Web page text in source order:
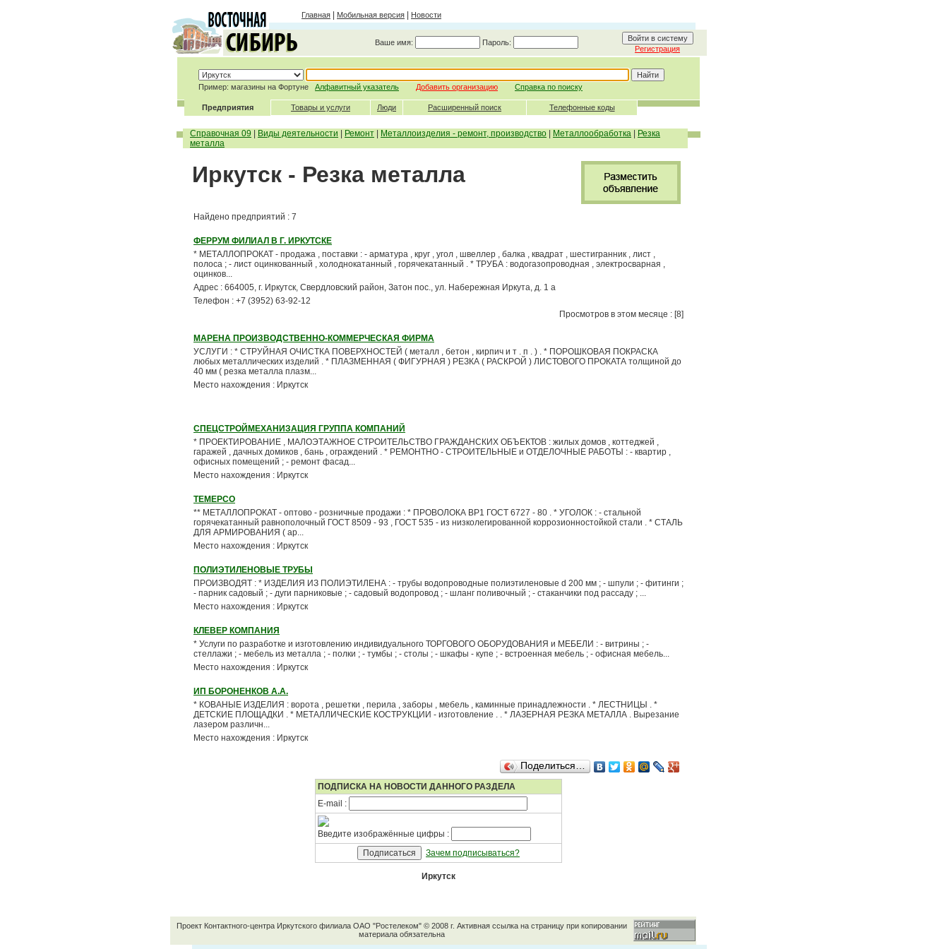
Главная Мобильная версия Новости
Ваше имя: Пароль:
Регистрация
Пример: магазины на Фортуне Алфавитный указатель Добавить организацию Справка по поиску
Предприятия Товары и услуги Люди Расширенный поиск Телефонные коды
Справочная 09 Виды деятельности Ремонт Металлоизделия - ремонт, производство Металлообработка
Резка
металла
Иркутск - Резка металла
Найдено предприятий : 7
ФЕРРУМ ФИЛИАЛ В Г. ИРКУТСКЕ
* МЕТАЛЛОПРОКАТ - продажа , поставки : - арматура , круг , угол , швеллер , балка , квадрат , шестигранник , лист ,
полоса ; - лист оцинкованный , холоднокатанный , горячекатанный . * ТРУБА : водогазопроводная , электросварная ,
оцинков...
Адрес : 664005, г. Иркутск, Свердловский район, Затон пос., ул. Набережная Иркута, д. 1 а
Телефон : +7 (3952) 63-92-12
Просмотров в этом месяце : [8]
МАРЕНА ПРОИЗВОДСТВЕННО-КОММЕРЧЕСКАЯ ФИРМА
УСЛУГИ : * СТРУЙНАЯ ОЧИСТКА ПОВЕРХНОСТЕЙ ( металл , бетон , кирпич и т . п . ) . * ПОРОШКОВАЯ ПОКРАСКА
любых металлических изделий . * ПЛАЗМЕННАЯ ( ФИГУРНАЯ ) РЕЗКА ( РАСКРОЙ ) ЛИСТОВОГО ПРОКАТА толщиной до
40 мм ( резка металла плазм...
Место нахождения : Иркутск
СПЕЦСТРОЙМЕХАНИЗАЦИЯ ГРУППА КОМПАНИЙ
* ПРОЕКТИРОВАНИЕ , МАЛОЭТАЖНОЕ СТРОИТЕЛЬСТВО ГРАЖДАНСКИХ ОБЪЕКТОВ : жилых домов , коттеджей ,
гаражей , дачных домиков , бань , ограждений . * РЕМОНТНО - СТРОИТЕЛЬНЫЕ и ОТДЕЛОЧНЫЕ РАБОТЫ : - квартир ,
офисных помещений ; - ремонт фасад...
Место нахождения : Иркутск
ТЕМЕРСО
** МЕТАЛЛОПРОКАТ - оптово - розничные продажи : * ПРОВОЛОКА ВР1 ГОСТ 6727 - 80 . * УГОЛОК : - стальной
горячекатанный равнополочный ГОСТ 8509 - 93 , ГОСТ 535 - из низколегированной коррозионностойкой стали . * СТАЛЬ
ДЛЯ АРМИРОВАНИЯ ( ар...
Место нахождения : Иркутск
ПОЛИЭТИЛЕНОВЫЕ ТРУБЫ
ПРОИЗВОДЯТ : * ИЗДЕЛИЯ ИЗ ПОЛИЭТИЛЕНА : - трубы водопроводные полиэтиленовые d 200 мм ; - шпули ; - фитинги ;
- парник садовый ; - дуги парниковые ; - садовый водопровод ; - шланг поливочный ; - стаканчики под рассаду ; ...
Место нахождения : Иркутск
КЛЕВЕР КОМПАНИЯ
* Услуги по разработке и изготовлению индивидуального ТОРГОВОГО ОБОРУДОВАНИЯ и МЕБЕЛИ : - витрины ; -
стеллажи ; - мебель из металла ; - полки ; - тумбы ; - столы ; - шкафы - купе ; - встроенная мебель ; - офисная мебель...
Место нахождения : Иркутск
ИП БОРОНЕНКОВ А.А.
* КОВАНЫЕ ИЗДЕЛИЯ : ворота , решетки , перила , заборы , мебель , каминные принадлежности . * ЛЕСТНИЦЫ . *
ДЕТСКИЕ ПЛОЩАДКИ . * МЕТАЛЛИЧЕСКИЕ КОСТРУКЦИИ - изготовление . . * ЛАЗЕРНАЯ РЕЗКА МЕТАЛЛА . Вырезание
лазером различн...
Место нахождения : Иркутск
Поделиться…
ПОДПИСКА НА НОВОСТИ ДАННОГО РАЗДЕЛА
E-mail :
Введите изображённые цифры :
Зачем подписываться?
Иркутск
Проект Контактного-центра Иркутского филиала ОАО "Ростелеком" © 2008 г. Активная ссылка на страницу при копировании
материала обязательна